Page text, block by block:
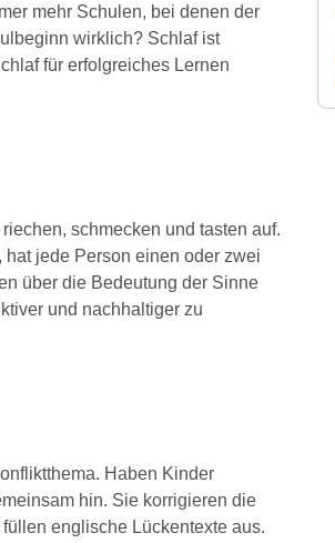
mehr Schulen, bei denen der
wirklich? Schlaf ist
für erfolgreiches Lernen
schmecken und tasten auf.
jede Person einen oder zwei
über die Bedeutung der Sinne
und nachhaltiger zu
Haben Kinder
hin. Sie korrigieren die
englische Lückentexte aus.